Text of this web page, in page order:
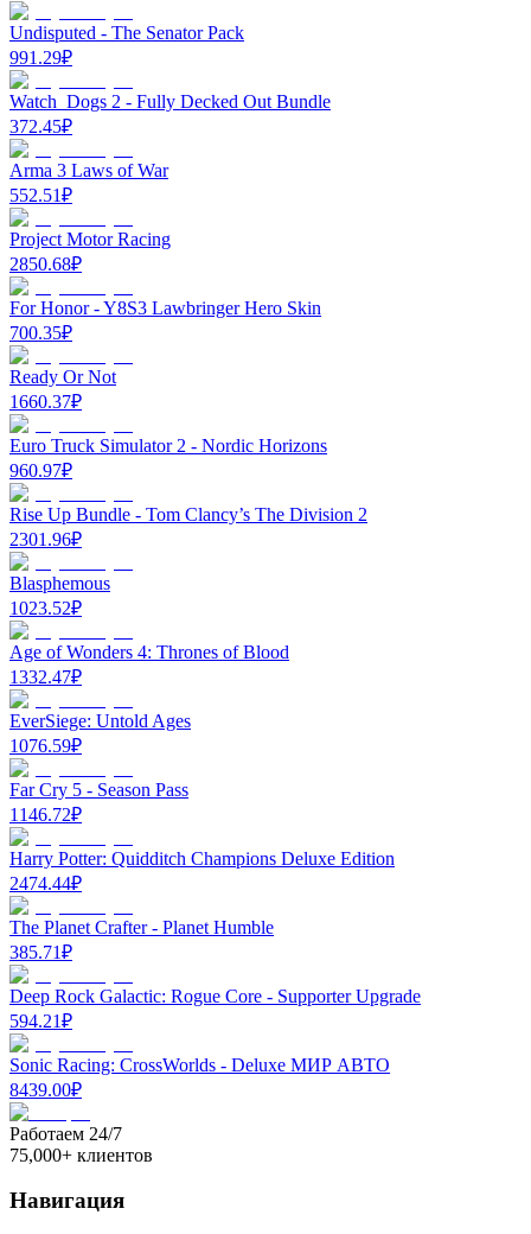
Undisputed - The Senator Pack
991.29₽
Watch_Dogs 2 - Fully Decked Out Bundle
372.45₽
Arma 3 Laws of War
552.51₽
Project Motor Racing
2850.68₽
For Honor - Y8S3 Lawbringer Hero Skin
700.35₽
Ready Or Not
1660.37₽
Euro Truck Simulator 2 - Nordic Horizons
960.97₽
Rise Up Bundle - Tom Clancy’s The Division 2
2301.96₽
Blasphemous
1023.52₽
Age of Wonders 4: Thrones of Blood
1332.47₽
EverSiege: Untold Ages
1076.59₽
Far Cry 5 - Season Pass
1146.72₽
Harry Potter: Quidditch Champions Deluxe Edition
2474.44₽
The Planet Crafter - Planet Humble
385.71₽
Deep Rock Galactic: Rogue Core - Supporter Upgrade
594.21₽
Sonic Racing: CrossWorlds - Deluxe МИР АВТО
8439.00₽
Работаем 24/7
75,000+ клиентов
Навигация